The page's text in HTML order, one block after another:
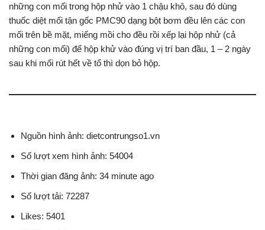
những con mối trong hộp nhử vào 1 chậu khô, sau đó dùng
thuốc diệt mối tận gốc PMC90 dạng bột bơm đều lên các con
mối trên bề mặt, miếng mồi cho đều rồi xếp lại hộp nhử (cả
những con mối) để hộp khử vào đúng vị trí ban đầu, 1 – 2 ngày
sau khi mối rút hết về tổ thì dọn bỏ hộp.
Nguồn hình ảnh: dietcontrungso1.vn
Số lượt xem hình ảnh: 54004
Thời gian đăng ảnh: 34 minute ago
Số lượt tải: 72287
Likes: 5401